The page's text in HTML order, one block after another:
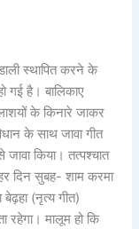
स्थापित करने के
गई है। बालिकाए
के किनारे जाकर
के साथ जावा गीत
किया। तत्पश्चात
दिन सुबह- शाम करमा
(नृत्य गीत)
रहेगा। मालूम हो कि